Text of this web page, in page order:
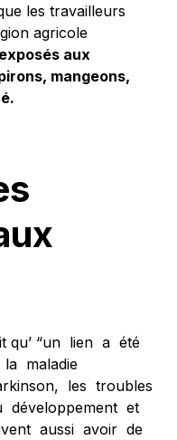
les travailleurs
agricole
exposés aux
mangeons,
qu’ “un lien a été
maladie
les troubles
développement et
aussi avoir de